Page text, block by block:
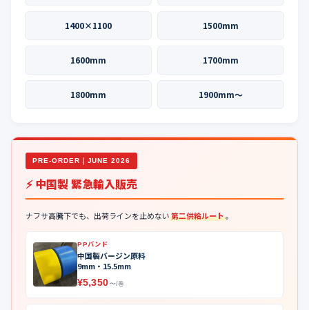
1400×1100 1500mm
1600mm 1700mm
1800mm 1900mm〜
PRE-ORDER｜JUNE 2026
⚡ 中国製 緊急輸入販売
ナフサ高騰下でも、出荷ラインを止めない第二供給ルート。
PPバンド
中国製バージン原料
9mm・15.5mm
¥5,350 〜/巻